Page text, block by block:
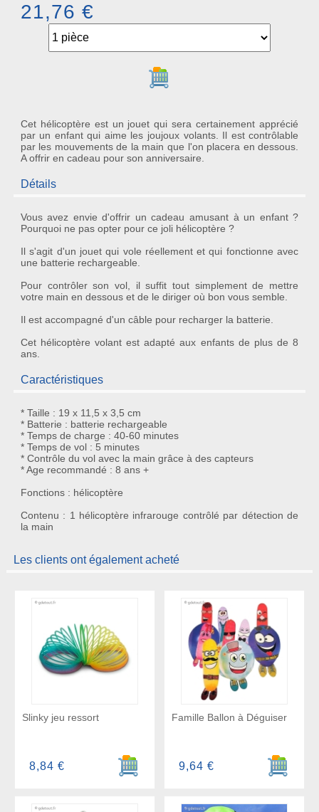
21,76 €
Ajouter au panier
Cet hélicoptère est un jouet qui sera certainement apprécié
par un enfant qui aime les joujoux volants. Il est contrôlable
par les mouvements de la main que l'on placera en dessous.
A offrir en cadeau pour son anniversaire.
Détails
Vous avez envie d'offrir un cadeau amusant à un enfant ?
Pourquoi ne pas opter pour ce joli hélicoptère ?
Il s'agit d'un jouetqui vole réellement et qui fonctionne avec
une batterie rechargeable.
Pour contrôler son vol, il suffit tout simplement de mettre
votre main en dessous et de le diriger où bon vous semble.
Il est accompagné d'un câble pour recharger la batterie.
Cet hélicoptère volant est adapté aux enfants de plus de 8
ans.
Caractéristiques
* Taille : 19 x 11,5 x 3,5 cm
* Batterie : batterie rechargeable
* Temps de charge : 40-60 minutes
* Temps de vol : 5 minutes
* Contrôle du vol avec la main grâce à des capteurs
* Age recommandé : 8 ans +
Fonctions : hélicoptère
Contenu : 1 hélicoptère infrarouge contrôlé par détection de
la main
Les clients ont également acheté
Slinky jeu ressort
Ajouter au panier
8,84 €
Famille Ballon à Déguiser
Ajouter
9,64 €